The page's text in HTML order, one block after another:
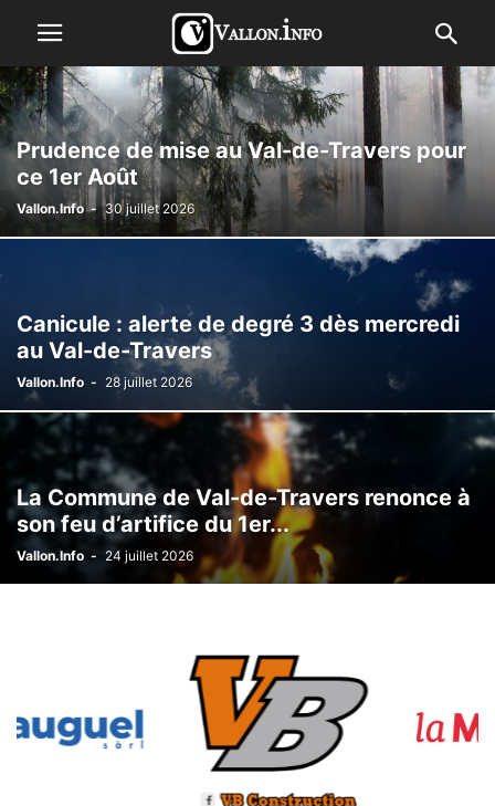
Prudence de mise au Val-de-Travers pour
ce 1er Août
Vallon.Info - 30 juillet 2026
Canicule : alerte de degré 3 dès mercredi
au Val-de-Travers
Vallon.Info - 28 juillet 2026
La Commune de Val-de-Travers renonce à
son feu d’artifice du 1er...
Vallon.Info - 24 juillet 2026